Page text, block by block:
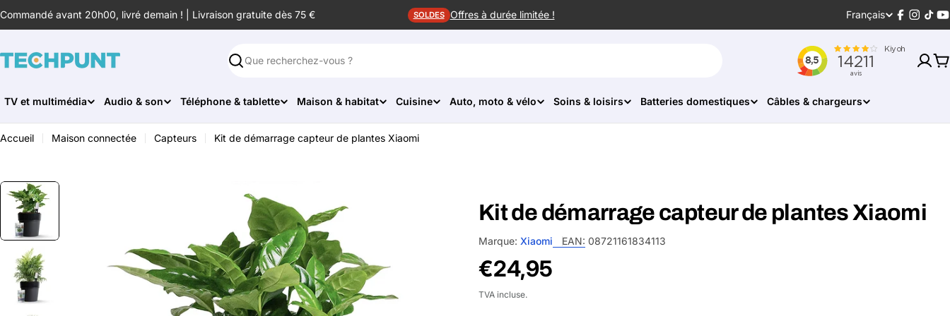
au
Commandé avant 20h00, livré demain ! | Livraison gratuite dès 75 € SOLDES Offres à durée limitée ! Langue
Français
Facebook
Rechercher
TV et multimédia Audio & son Téléphone & tablette Maison & habitat Cuisine Auto, moto & vélo Soins & loisirs Batteries domestiques Câbles & chargeurs
Accueil Maison connectée Capteurs Kit de démarrage capteur de plantes Xiaomi
Kit de démarrage capteur de plantes Xiaomi
Marque: Xiaomi EAN: 08721161834113
Prix
habituel
€24,95
TVA incluse.